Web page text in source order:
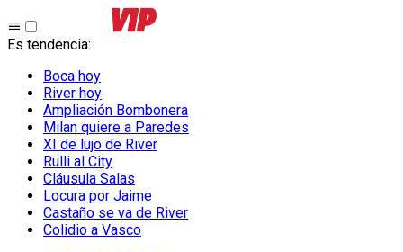
Es tendencia:
Boca hoy
River hoy
Ampliación Bombonera
Milan quiere a Paredes
XI de lujo de River
Rulli al City
Cláusula Salas
Locura por Jaime
Castaño se va de River
Colidio a Vasco